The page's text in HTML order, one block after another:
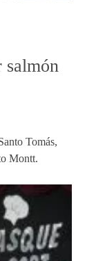
salmón
Tomás,
Montt.